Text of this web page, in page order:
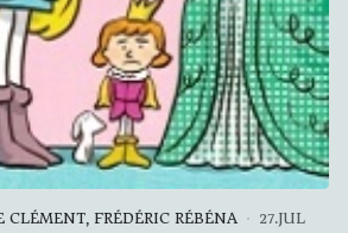
CLÉMENT, FRÉDÉRIC RÉBÉNA 27.JUL